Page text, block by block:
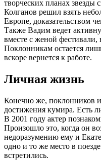
творческих планах звезды
Колганов решил взять
Европе, доказательством
Также Вадим ведет
вместе с женой фестивали,
Поклонникам остается
вскоре вернется к работе.
Личная жизнь
Конечно же, поклонников
достижения кумира. Есть
В 2001 году актер
Произошло это, когда он
недоразумению ему и
одно и то же место в
встретились.